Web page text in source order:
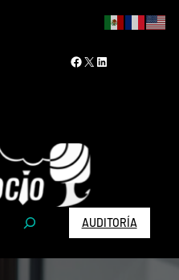
Facebook X LinkedIn
S
a
AUDITORÍA